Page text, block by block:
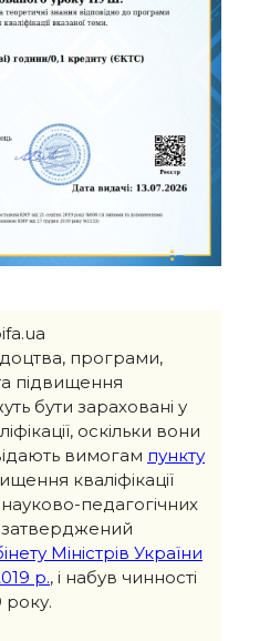
програми,
підвищення
бути зараховані у
оскільки вони
вимогам пункту
кваліфікації
педагогічних
затверджений
Міністрів України
р., і набув чинності
року.